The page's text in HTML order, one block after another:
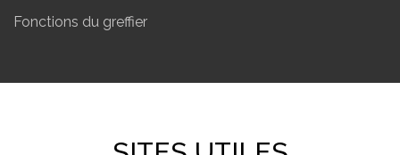
Fonctions du greffier